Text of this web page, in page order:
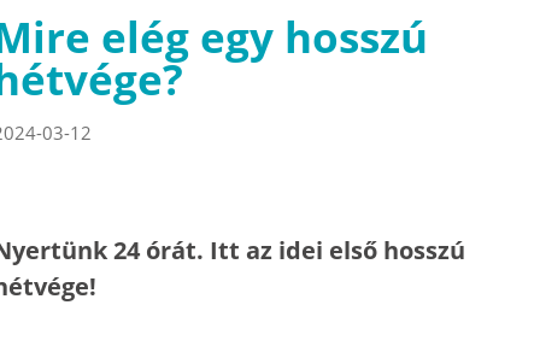
elég egy hosszú
03-12
24 órát. Itt az idei első hosszú